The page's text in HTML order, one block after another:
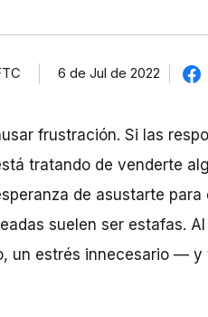
6 de Jul de 2022
frustración. Si las
tratando de venderte
de asustarte para
suelen ser estafas.
un estrés innecesario — y